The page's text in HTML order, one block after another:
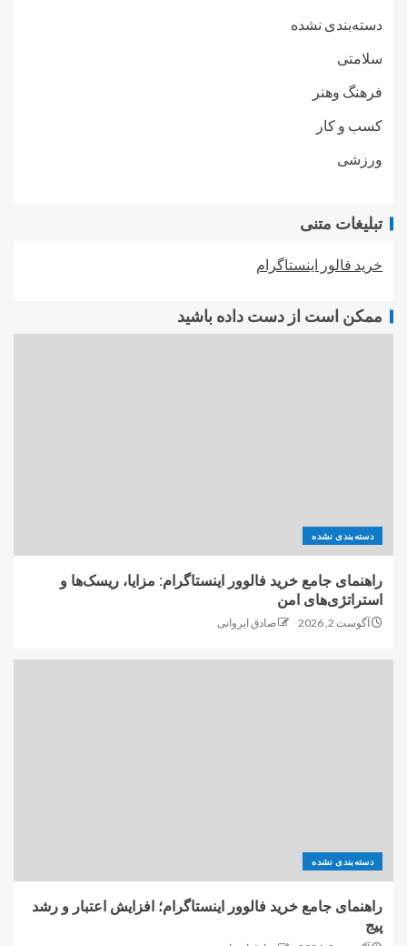
دسته‌بندی نشده
سلامتی
فرهنگ وهنر
کسب و کار
ورزشی
تبلیغات متنی
خرید فالور اینستاگرام
ممکن است از دست داده باشید
دسته‌بندی نشده
راهنمای جامع خرید فالوور اینستاگرام: مزایا، ریسک‌ها و
استراتژی‌های امن
آگوست 2, 2026 صادق ایروانی
دسته‌بندی نشده
راهنمای جامع خرید فالوور اینستاگرام؛ افزایش اعتبار و رشد
پیج